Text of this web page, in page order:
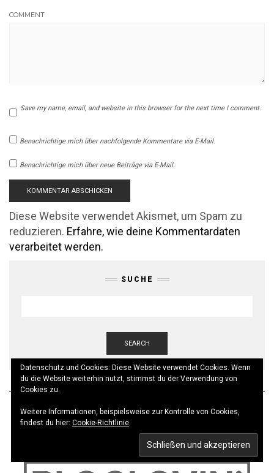
COMMENT
Save my name, email, and website in this browser for the next time I comment.
Benachrichtige mich über nachfolgende Kommentare via E-Mail.
Benachrichtige mich über neue Beiträge via E-Mail.
Diese Website verwendet Akismet, um Spam zu
reduzieren. Erfahre, wie deine Kommentardaten
verarbeitet werden.
SUCHE
SEARCH
Datenschutz und Cookies: Diese Website verwendet Cookies. Wenn
du die Website weiterhin nutzt, stimmst du der Verwendung von
Cookies zu.
Weitere Informationen, beispielsweise zur Kontrolle von Cookies,
findest du hier: Cookie-Richtlinie